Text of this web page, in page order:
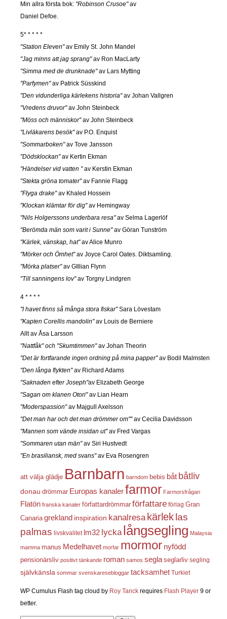
Min allra första bok: "Robinson Crusoe"av
Daniel Defoe.
5* * * * *
"Station Eleven"av Emily St. John Mandel
"Jag minns att jag sprang"av Ron MacLarty
"Simma med de drunknade"av Lars Mytting
"Parfymen"av Patrick Süsskind
"Den vidunderliga kärlekens historia"av Johan Vallgren
"Vredens druvor"av John Steinbeck
"Möss och människor"av John Steinbeck
"Livläkarens besök"av P.O. Enquist
"Sommarboken"av Tove Jansson
"Dödsklockan"av Kertin Ekman
"Händelser vid vatten "av Kerstin Ekman
"Stekta gröna tomater"av Fannie Flagg
"Flyga drake"av Khaled Hossein
"Klockan klämtar för dig"av Hemingway
"Nils Holgerssons underbara resa"av Selma Lagerlöf
"Berömda män som varit i Sunne"av Göran Tunström
"Kärlek, vänskap, hat"av Alice Munro
"Mörker och Ömhet"av Joyce Carol Oates. Diktsamling.
"Mörka platser"av GIllian Flynn
"Till sanningens lov"av Torgny Lindgren
4 * * * *
"I havet finns så många stora fiskar"Sara Lövestam
"Kapten Corellis mandolin"av Louis de Berniere
Allt av Åsa Larsson
"Nattfåk" och "Skumtimmen"av Johan Theorin
"Det är fortfarande ingen ordning på mina papper"av Bodil Malmsten
"Den långa flykten"av Richard Adams
"Saknaden efter Joseph"av Elizabeth George
"Sagan om klanen Otori"av Lian Hearn
"Moderspassion"av Majgull Axelsson
"Det man har och det man drömmer om""av Cecilia Davidsson
"Mannen som vände insidan ut"av Fred Vargas
"Sommaren utan män"av Siri Hustvedt
"En brasiliansk, med svans"av Eva Rosengren
att välja glädje Barnbarn barndom bebis båt båtliv
donau drömmar Europas kanalerfarmor Farmorsfrågan
Flatön franska kanaler författardrömmar författare förlag Gran
Canaria grekland inspiration kanalresa kärlek las
palmas livskvalitet lm32 lycka långsegling Malaysia
mamma manus Medelhavet morfar mormor nyfödd
pensionärsliv positivt tänkande roman samos segla seglarliv segling
självkänsla sommar svenskaresebloggar tacksamhet Turkiet
WP Cumulus Flash tag cloud by Roy Tanck requires Flash Player 9 or
better.